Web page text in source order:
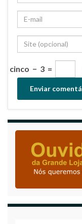
cinco − 3 =